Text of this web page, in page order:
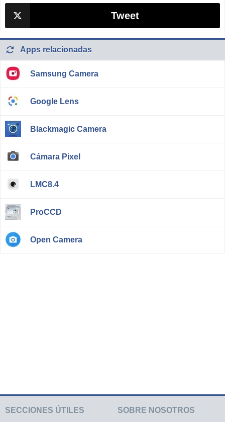
Tweet
Apps relacionadas
Samsung Camera
Google Lens
Blackmagic Camera
Cámara Pixel
LMC8.4
ProCCD
Open Camera
SECCIONES ÚTILES SOBRE NOSOTROS